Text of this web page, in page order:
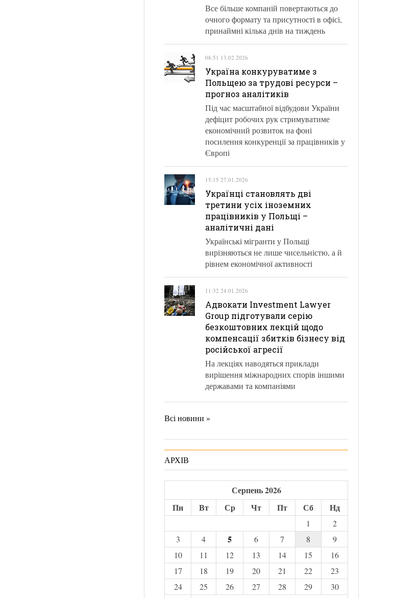
Все більше компаній повертаються до
очного формату та присутності в офісі,
принаймні кілька днів на тиждень
08:51 13.02.2026
Україна конкуруватиме з
Польщею за трудові ресурси –
прогноз аналітиків
Під час масштабної відбудови України
дефіцит робочих рук стримуватиме
економічний розвиток на фоні
посилення конкуренції за працівників у
Європі
15:15 27.01.2026
Українці становлять дві
третини усіх іноземних
працівників у Польщі –
аналітичні дані
Українські мігранти у Польщі
вирізняються не лише чисельністю, а й
рівнем економічної активності
11:32 24.01.2026
Адвокати Investment Lawyer
Group підготували серію
безкоштовних лекцій щодо
компенсації збитків бізнесу від
російської агресії
На лекціях наводяться приклади
вирішення міжнародних спорів іншими
державами та компаніями
Всі новини »
АРХІВ
Серпень 2026
Пн
Вт Ср Чт Пт Сб Нд
1
2
3
4 5 6 7 8
9
10
11 12 13 14 15
16
17
18 19 20 21 22
23
24
25 26 27 28 29
30